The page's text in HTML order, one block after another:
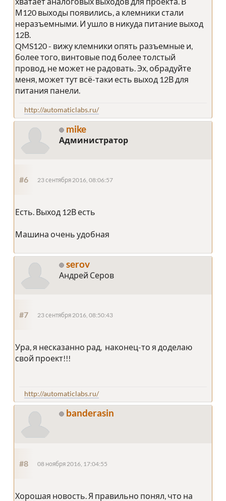
М120 выходы появились, а клемники стали
неразъемными. И ушло в никуда питание выход
12В.
QMS120 - вижу клемники опять разъемные и,
более того, винтовые под более толстый
провод, не может не радовать. Эх, обрадуйте
меня, может тут всё-таки есть выход 12В для
питания панели.
http://automaticlabs.ru/
mike
Администратор
#6 23 сентября 2016, 08:06:57
Есть. Выход 12В есть
Машина очень удобная
serov
Андрей Серов
#7 23 сентября 2016, 08:50:43
Ура, я несказанно рад, наконец-то я доделаю
свой проект!!!
http://automaticlabs.ru/
banderasin
#8 08 ноября 2016, 17:04:55
Хорошая новость. Я правильно понял, что на